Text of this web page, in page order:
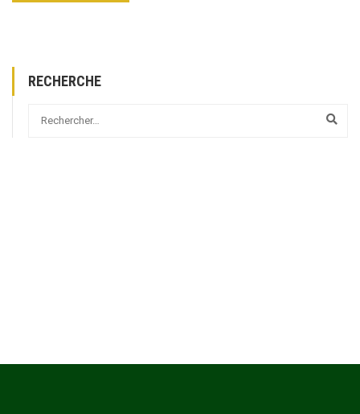
RECHERCHE